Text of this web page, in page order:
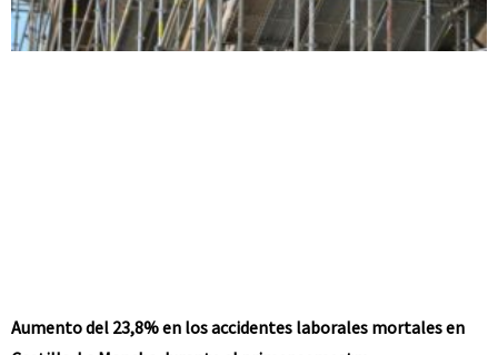
Aumento del 23,8% en los accidentes laborales mortales en